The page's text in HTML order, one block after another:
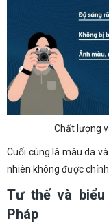
Chất lượng
Cuối cùng là màu da
nhiên không được chỉnh
Tư thế và
Pháp